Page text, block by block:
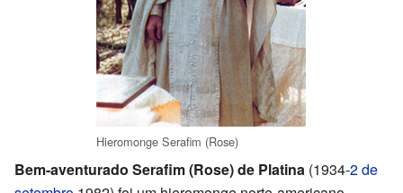
Hieromonge Serafim (Rose)
Bem-aventurado Serafim (Rose) de Platina (1934-2 de